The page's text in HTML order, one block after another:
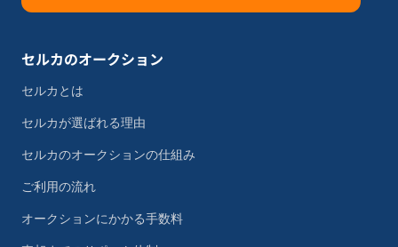
セルカのオークション
セルカとは
セルカが選ばれる理由
セルカのオークションの仕組み
ご利用の流れ
オークションにかかる手数料